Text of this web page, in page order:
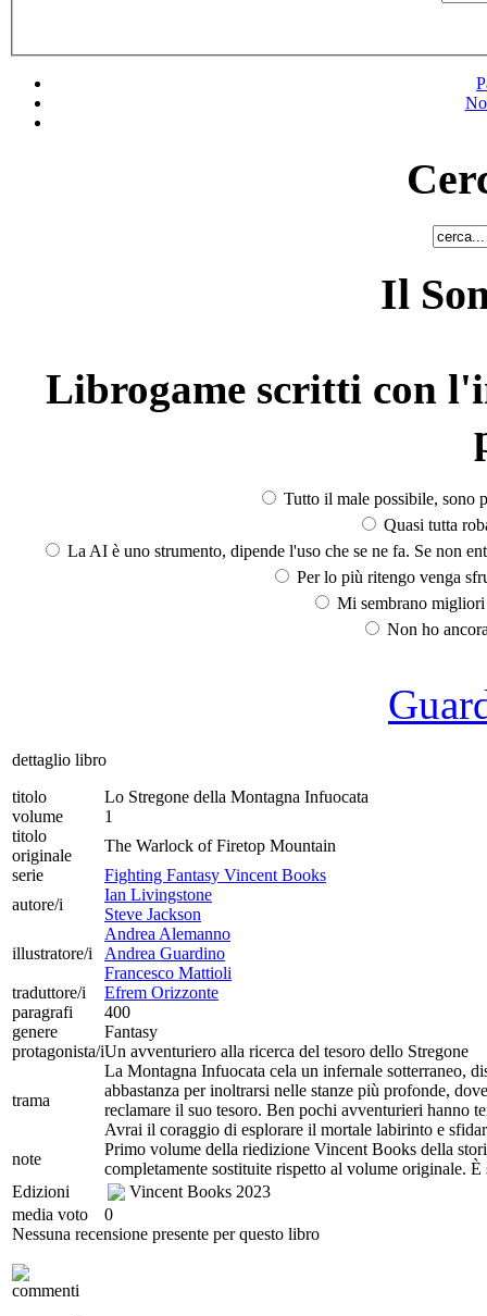
Il
Librogame scritti con
Tutto il male possibile, sono
Quasi tutta
La AI è uno strumento, dipende l'uso che se ne fa. Se non
Per lo più ritengo venga
Mi sembrano
Non ho
dettaglio libro
titolo
Lo Stregone della Montagna Infuocata
volume
1
titolo
originale
The Warlock of Firetop Mountain
serie
Fighting Fantasy Vincent Books
autore/i
Ian Livingstone
Steve Jackson
illustratore/i
Andrea Alemanno
Andrea Guardino
Francesco Mattioli
traduttore/i
Efrem Orizzonte
paragrafi
400
genere
Fantasy
protagonista/iUn avventuriero alla ricerca del tesoro dello Stregone
trama
La Montagna Infuocata cela un infernale sotterraneo,
abbastanza per inoltrarsi nelle stanze più profonde,
reclamare il suo tesoro. Ben pochi avventurieri hanno
Avrai il coraggio di esplorare il mortale labirinto e
note
Primo volume della riedizione Vincent Books della
completamente sostituite rispetto al volume originale.
Edizioni
Vincent Books 2023
media voto
0
Nessuna recensione presente per questo libro
commenti